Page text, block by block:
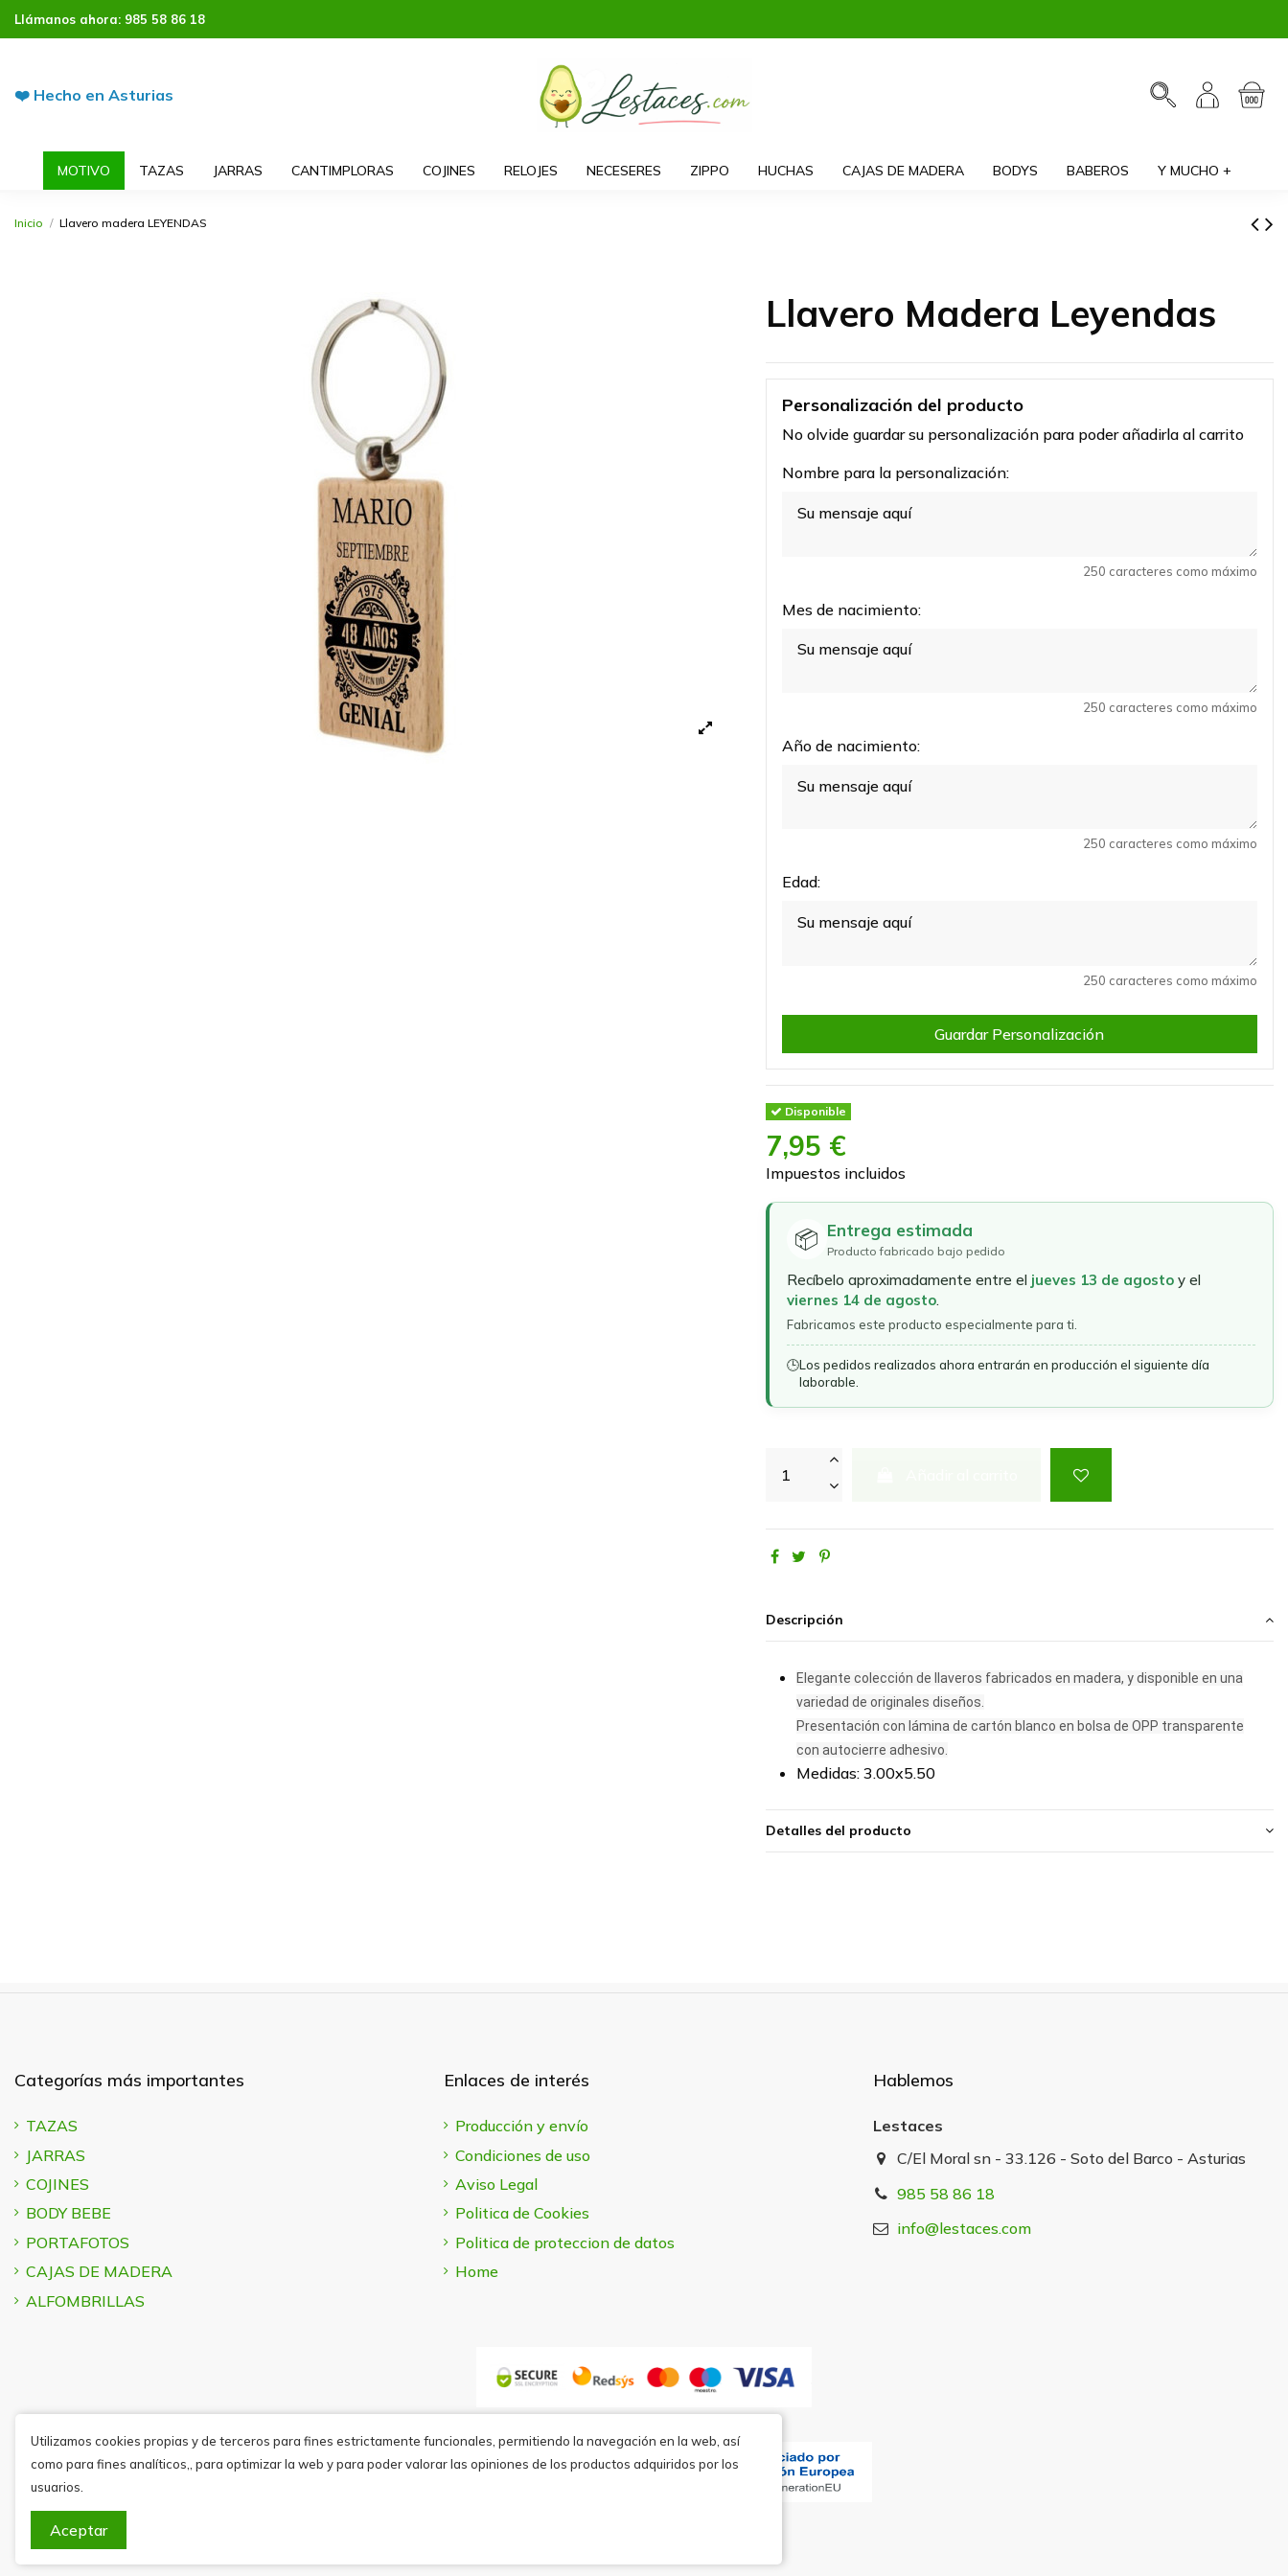
Llámanos ahora: 985 58 86 18
❤️ Hecho en Asturias
MOTIVO TAZAS JARRAS CANTIMPLORAS COJINES RELOJES NECESERES ZIPPO HUCHAS CAJAS DE MADERA BODYS BABEROS Y MUCHO +
Inicio Llavero madera LEYENDAS
Llavero Madera Leyendas
Personalización del producto
No olvide guardar su personalización para poder añadirla al carrito
Nombre para la personalización:
250 caracteres como máximo
Mes de nacimiento:
250 caracteres como máximo
Año de nacimiento:
250 caracteres como máximo
Edad:
250 caracteres como máximo
Guardar Personalización
Disponible
7,95 €
Impuestos incluidos
📦 Entrega estimada
Producto fabricado bajo pedido
Recíbelo aproximadamente entre el jueves 13 de agostoy el
viernes 14 de agosto.
Fabricamos este producto especialmente para ti.
🕒Los pedidos realizados ahora entrarán en producción el siguiente día
laborable.
Descripción
Elegante colección de llaveros fabricados en madera, y disponible en una
variedad de originales diseños.
Presentación con lámina de cartón blanco en bolsa de OPP transparente
con autocierre adhesivo.
Medidas: 3.00x5.50
Detalles del producto
Categorías más importantes
TAZAS
JARRAS
COJINES
BODY BEBE
PORTAFOTOS
CAJAS DE MADERA
ALFOMBRILLAS
Enlaces de interés
Producción y envío
Condiciones de uso
Aviso Legal
Politica de Cookies
Politica de proteccion de datos
Home
Hablemos
Lestaces
C/El Moral sn - 33.126 - Soto del Barco - Asturias
985 58 86 18
info@lestaces.com
Utilizamos cookies propias y de terceros para fines estrictamente funcionales, permitiendo la navegación en la web, así
como para fines analíticos,, para optimizar la web y para poder valorar las opiniones de los productos adquiridos por los
usuarios.
Aceptar